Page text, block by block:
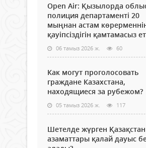
Open Air: Қызылорда
полиция департаменті 20
мыңнан астам
қауіпсіздігін қамтамасыз
06 тамыз 2026 ж. 60
Как могут проголосовать
граждане Казахстана,
находящиеся за рубежом?
05 тамыз 2026 ж. 117
Шетелде жүрген Қазақстан
азаматтары қалай дауыс